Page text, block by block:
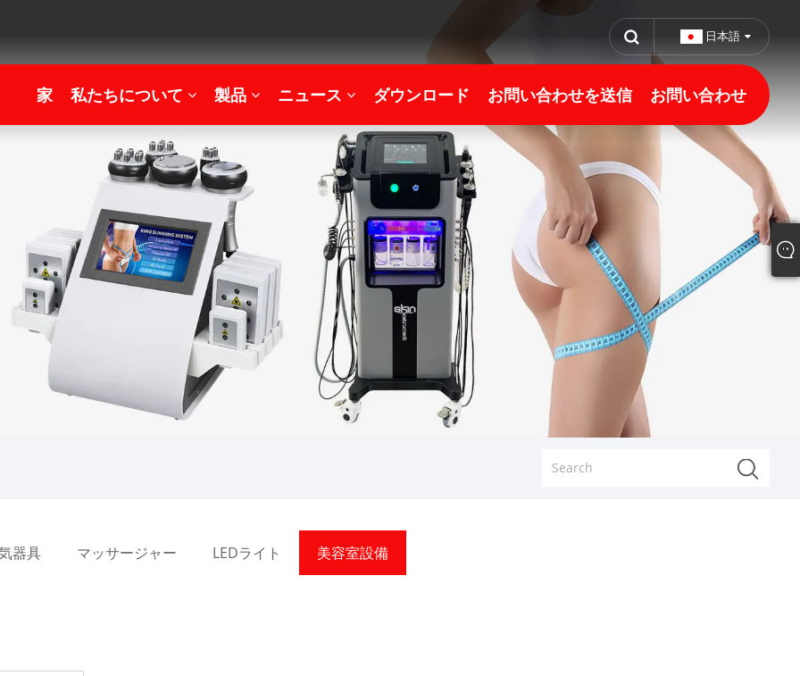
日本語
家 私たちについて 製品 ニュース ダウンロード お問い合わせを送信 お問い合わせ
器具 マッサージャー LEDライト 美容室設備